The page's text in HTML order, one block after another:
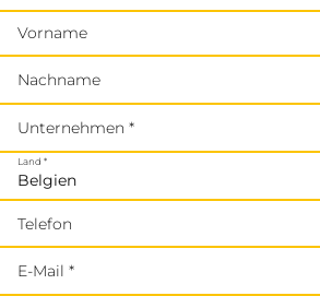
Vorname
Nachname
Unternehmen *
Land *
Telefon
E-Mail *